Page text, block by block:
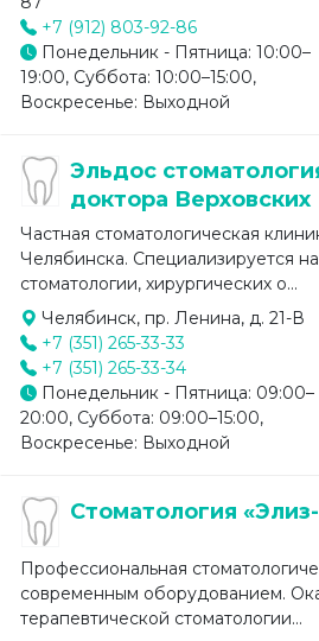
+7 (912) 803-92-86
Понедельник - Пятница: 10:00–
19:00, Суббота: 10:00–15:00,
Воскресенье: Выходной
Эльдос
доктора Верховских
Частная стоматологическая
Челябинска. Специализируется
стоматологии, хирургических о...
Челябинск, пр. Ленина, д. 21-В
+7 (351) 265-33-33
+7 (351) 265-33-34
Понедельник - Пятница: 09:00–
20:00, Суббота: 09:00–15:00,
Воскресенье: Выходной
Стоматология
Профессиональная
современным оборудованием.
терапевтической стоматологии...